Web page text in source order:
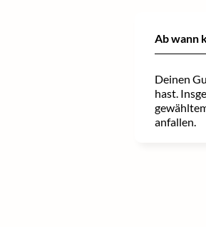
Ab wann
Deinen
hast.
anfallen.